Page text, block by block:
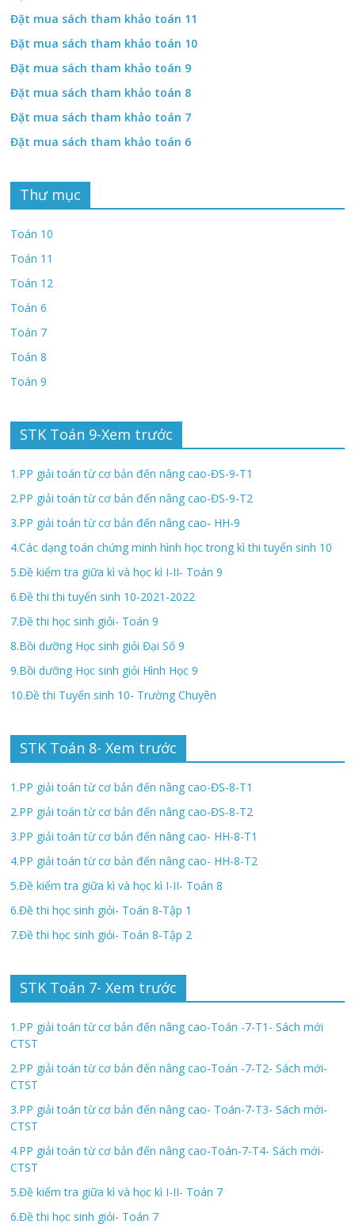
Đặt mua sách tham khảo toán 11
Đặt mua sách tham khảo toán 10
Đặt mua sách tham khảo toán 9
Đặt mua sách tham khảo toán 8
Đặt mua sách tham khảo toán 7
Đặt mua sách tham khảo toán 6
Thư mục
Toán 10
Toán 11
Toán 12
Toán 6
Toán 7
Toán 8
Toán 9
STK Toán 9-Xem trước
1.PP giải toán từ cơ bản đến nâng cao-ĐS-9-T1
2.PP giải toán từ cơ bản đến nâng cao-ĐS-9-T2
3.PP giải toán từ cơ bản đến nâng cao- HH-9
4.Các dạng toán chứng minh hình học trong kì thi tuyển sinh 10
5.Đề kiểm tra giữa kì và học kì I-II- Toán 9
6.Đề thi thi tuyển sinh 10-2021-2022
7.Đề thi học sinh giỏi- Toán 9
8.Bồi dưỡng Học sinh giỏi Đại Số 9
9.Bồi dưỡng Học sinh giỏi Hình Học 9
10.Đề thi Tuyển sinh 10- Trường Chuyên
STK Toán 8- Xem trước
1.PP giải toán từ cơ bản đến nâng cao-ĐS-8-T1
2.PP giải toán từ cơ bản đến nâng cao-ĐS-8-T2
3.PP giải toán từ cơ bản đến nâng cao- HH-8-T1
4.PP giải toán từ cơ bản đến nâng cao- HH-8-T2
5.Đề kiểm tra giữa kì và học kì I-II- Toán 8
6.Đề thi học sinh giỏi- Toán 8-Tập 1
7.Đề thi học sinh giỏi- Toán 8-Tập 2
STK Toán 7- Xem trước
1.PP giải toán từ cơ bản đến nâng cao-Toán -7-T1- Sách mới
CTST
2.PP giải toán từ cơ bản đến nâng cao-Toán -7-T2- Sách mới-
CTST
3.PP giải toán từ cơ bản đến nâng cao- Toán-7-T3- Sách mới-
CTST
4.PP giải toán từ cơ bản đến nâng cao-Toán-7-T4- Sách mới-
CTST
5.Đề kiểm tra giữa kì và học kì I-II- Toán 7
6.Đề thi học sinh giỏi- Toán 7